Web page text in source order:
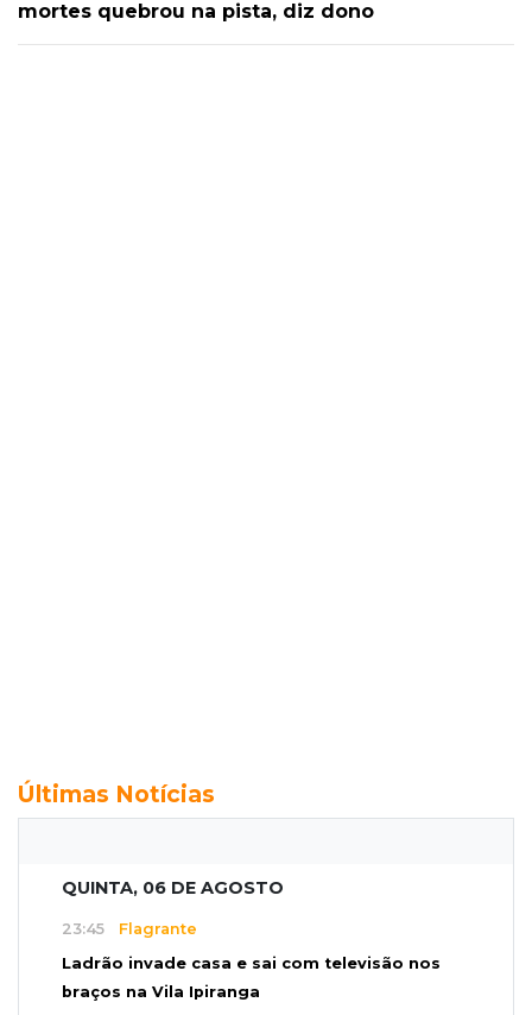
mortes quebrou na pista, diz dono
Últimas Notícias
QUINTA, 06 DE AGOSTO
23:45 Flagrante
Ladrão invade casa e sai com televisão nos
braços na Vila Ipiranga